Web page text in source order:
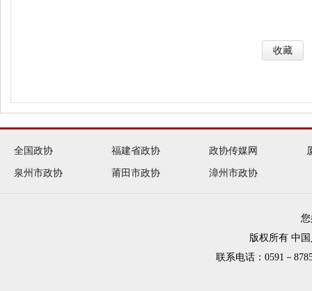
收藏
全国政协 福建省政协 政协传媒网
泉州市政协 莆田市政协 漳州市政协
版权所有 中
联系电话：0591－